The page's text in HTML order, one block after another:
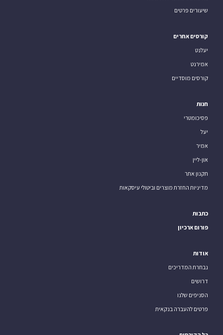
שיעורים פרטים
קורסים אחרים
יעלנט
אמירנט
קורסים מוסדיים
חנות
פסיכומטרי
יעל
אמיר
און-ליין
תקנון אתר
מדיניות החזרת מוצרים וביטולי עיסקאות
כתבות
פורום ארכיון
אודות
נבחרת המדריכים
דרושים
הסניפים שלנו
פרטים להעברה בנקאית